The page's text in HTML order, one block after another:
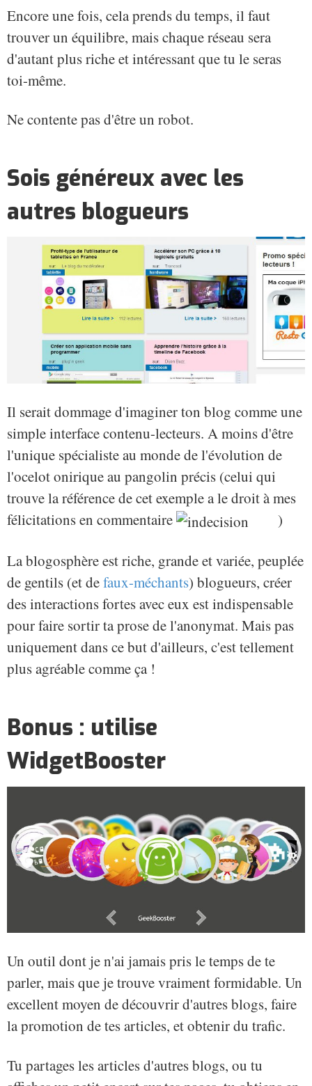
Encore une fois, cela prends du temps, il faut
trouver un équilibre, mais chaque réseau sera
d'autant plus riche et intéressant que tu le seras
toi-même.
Ne contente pas d'être un robot.
Sois généreux avec les
autres blogueurs
Il serait dommage d'imaginer ton blog comme une
simple interface contenu-lecteurs. A moins d'être
l'unique spécialiste au monde de l'évolution de
l'ocelot onirique au pangolin précis (celui qui
trouve la référence de cet exemple a le droit à mes
félicitations en commentaire
)
La blogosphère est riche, grande et variée, peuplée
de gentils (et defaux-méchants) blogueurs, créer
des interactions fortes avec eux est indispensable
pour faire sortir ta prose de l'anonymat. Mais pas
uniquement dans ce but d'ailleurs, c'est tellement
plus agréable comme ça !
Bonus : utilise
WidgetBooster
Un outil dont je n'ai jamais pris le temps de te
parler, mais que je trouve vraiment formidable. Un
excellent moyen de découvrir d'autres blogs, faire
la promotion de tes articles, et obtenir du trafic.
Tu partages les articles d'autres blogs, ou tu